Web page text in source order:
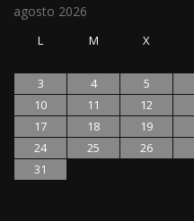
agosto 2026
L M X
3
4 5
10
11 12
17
18 19
24
25 26
31